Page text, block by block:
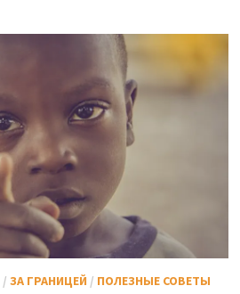
/ ЗА ГРАНИЦЕЙ / ПОЛЕЗНЫЕ СОВЕТЫ